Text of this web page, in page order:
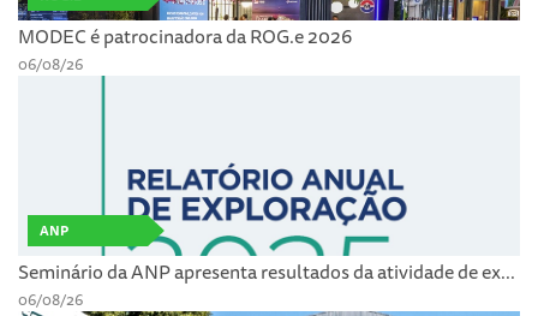
MODEC é patrocinadora da ROG.e 2026
06/08/26
ANP
Seminário da ANP apresenta resultados da atividade de ex...
06/08/26